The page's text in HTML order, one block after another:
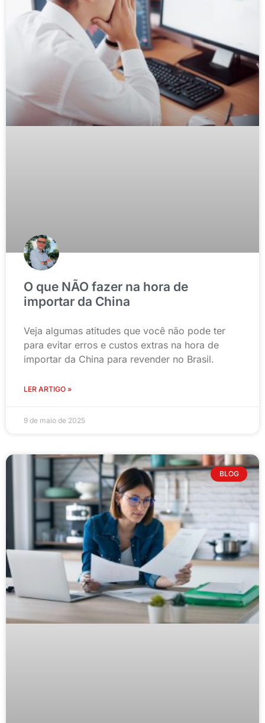
O que NÃO fazer na hora de
importar da China
Veja algumas atitudes que você não pode ter
para evitar erros e custos extras na hora de
importar da China para revender no Brasil.
LER ARTIGO »
9 de maio de 2025
BLOG